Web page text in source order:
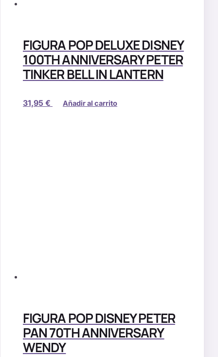
FIGURA POP DELUXE DISNEY
100TH ANNIVERSARY PETER
TINKER BELL IN LANTERN
31,95 € Añadir al carrito
FIGURA POP DISNEY PETER
PAN 70TH ANNIVERSARY
WENDY